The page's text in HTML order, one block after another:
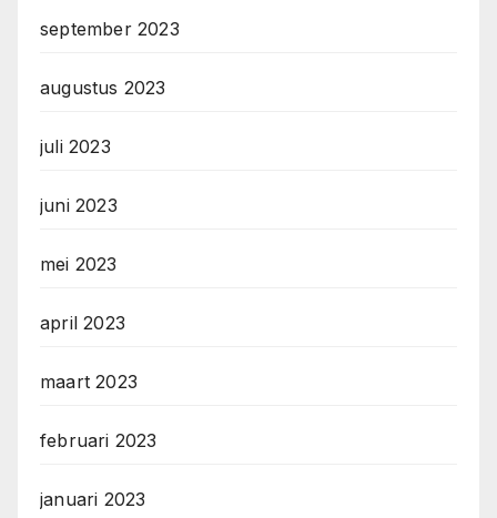
september 2023
augustus 2023
juli 2023
juni 2023
mei 2023
april 2023
maart 2023
februari 2023
januari 2023